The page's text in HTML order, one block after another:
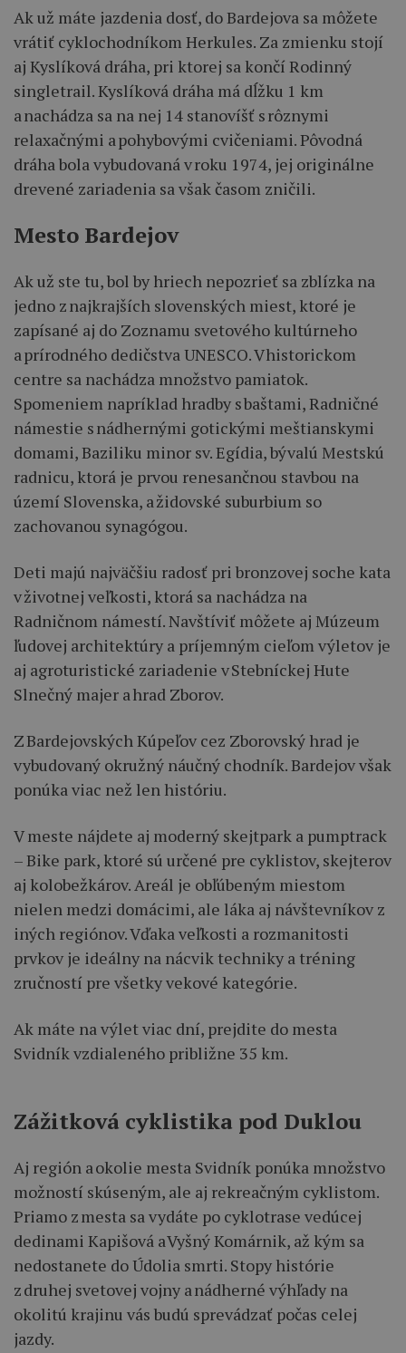
Ak už máte jazdenia dosť, do Bardejova sa môžete
vrátiť cyklochodníkom Herkules. Za zmienku stojí
aj Kyslíková dráha, pri ktorej sa končí Rodinný
singletrail. Kyslíková dráha má dĺžku 1 km
a nachádza sa na nej 14 stanovíšť s rôznymi
relaxačnými a pohybovými cvičeniami. Pôvodná
dráha bola vybudovaná v roku 1974, jej originálne
drevené zariadenia sa však časom zničili.
Mesto Bardejov
Ak už ste tu, bol by hriech nepozrieť sa zblízka na
jedno z najkrajších slovenských miest, ktoré je
zapísané aj do Zoznamu svetového kultúrneho
a prírodného dedičstva UNESCO. V historickom
centre sa nachádza množstvo pamiatok.
Spomeniem napríklad hradby s baštami, Radničné
námestie s nádhernými gotickými meštianskymi
domami, Baziliku minor sv. Egídia, bývalú Mestskú
radnicu, ktorá je prvou renesančnou stavbou na
území Slovenska, a židovské suburbium so
zachovanou synagógou.
Deti majú najväčšiu radosť pri bronzovej soche kata
v životnej veľkosti, ktorá sa nachádza na
Radničnom námestí. Navštíviť môžete aj Múzeum
ľudovej architektúry a príjemným cieľom výletov je
aj agroturistické zariadenie v Stebníckej Hute
Slnečný majer a hrad Zborov.
Z Bardejovských Kúpeľov cez Zborovský hrad je
vybudovaný okružný náučný chodník. Bardejov však
ponúka viac než len históriu.
V meste nájdete aj moderný skejtpark a pumptrack
– Bike park, ktoré sú určené pre cyklistov, skejterov
aj kolobežkárov. Areál je obľúbeným miestom
nielen medzi domácimi, ale láka aj návštevníkov z
iných regiónov. Vďaka veľkosti a rozmanitosti
prvkov je ideálny na nácvik techniky a tréning
zručností pre všetky vekové kategórie.
Ak máte na výlet viac dní, prejdite do mesta
Svidník vzdialeného približne 35 km.
Zážitková cyklistika pod Duklou
Aj región a okolie mesta Svidník ponúka množstvo
možností skúseným, ale aj rekreačným cyklistom.
Priamo z mesta sa vydáte po cyklotrase vedúcej
dedinami Kapišová a Vyšný Komárnik, až kým sa
nedostanete do Údolia smrti. Stopy histórie
z druhej svetovej vojny a nádherné výhľady na
okolitú krajinu vás budú sprevádzať počas celej
jazdy.